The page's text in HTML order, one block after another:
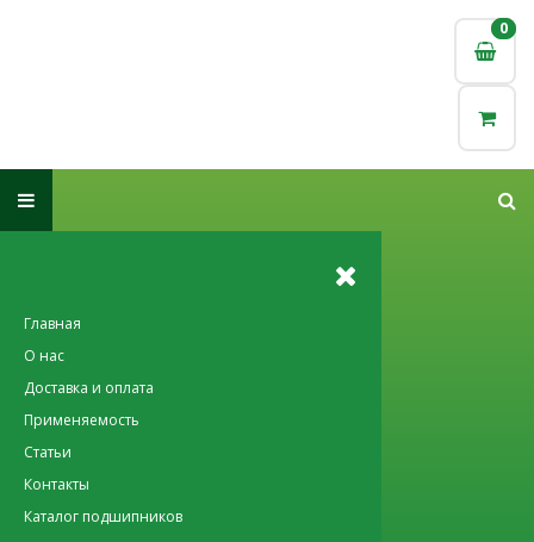
0
0
Главная
О нас
Доставка и оплата
Применяемость
Статьи
Контакты
Каталог подшипников